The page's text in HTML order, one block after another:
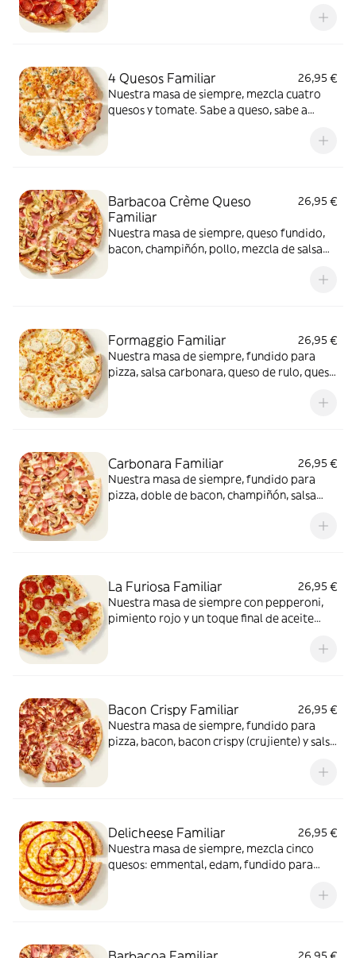
4 Quesos Familiar
26,95 €
Nuestra masa de siempre, mezcla cuatro
quesos y tomate. Sabe a queso, sabe a
Barbacoa Crème Queso
Familiar
26,95 €
Nuestra masa de siempre, queso fundido,
bacon, champiñón, pollo, mezcla de salsa
Formaggio Familiar
26,95 €
Nuestra masa de siempre, fundido para
pizza, salsa carbonara, queso de rulo, queso
cheddar, gouda, emmental , mozzarella y
Carbonara Familiar
26,95 €
Nuestra masa de siempre, fundido para
pizza, doble de bacon, champiñón, salsa
La Furiosa Familiar
26,95 €
Nuestra masa de siempre con pepperoni,
pimiento rojo y un toque final de aceite
Bacon Crispy Familiar
26,95 €
Nuestra masa de siempre, fundido para
pizza, bacon, bacon crispy (crujiente) y salsa
Delicheese Familiar
26,95 €
Nuestra masa de siempre, mezcla cinco
quesos: emmental, edam, fundido para
confitado y orégano. El festival de queso